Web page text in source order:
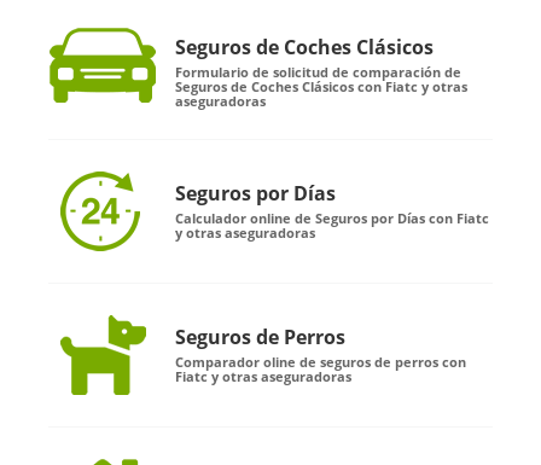
Seguros de Coches Clásicos
Formulario de solicitud de comparación de
Seguros de Coches Clásicos con Fiatc y otras
aseguradoras
Seguros por Días
Calculador online de Seguros por Días con Fiatc
y otras aseguradoras
Seguros de Perros
Comparador oline de seguros de perros con
Fiatc y otras aseguradoras